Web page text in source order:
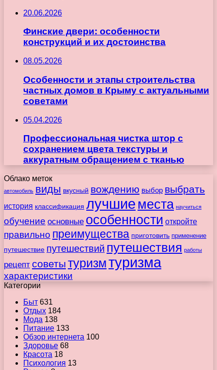
20.06.2026
Финские двери: особенности
конструкций и их достоинства
08.05.2026
Особенности и этапы строительства
частных домов в Крыму с актуальными
советами
05.04.2026
Профессиональная чистка штор с
сохранением цвета текстуры и
аккуратным обращением с тканью
Облако меток
автомобиль виды вкусный вождению выбор выбрать
история классификация лучшиеместа научиться
обучение основные особенности откройте
правильно преимущества приготовить применение
путешествие путешествий путешествия работы
рецепт советы туризмтуризма
характеристики
Категории
Быт 631
Отдых 184
Мода 138
Питание 133
Обзор интернета 100
Здоровье 68
Красота 18
Психология 13